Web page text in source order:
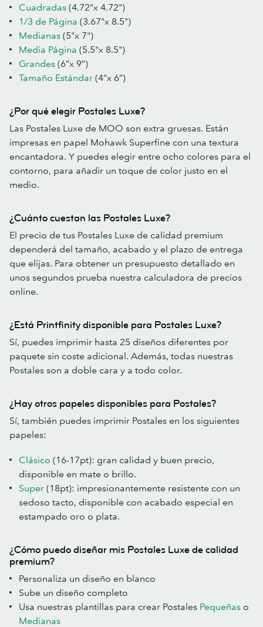
Cuadradas (4.72"x 4.72")
1/3 de Página (3.67"x 8.5")
Medianas (5"x 7")
Media Página (5.5"x 8.5")
Grandes (6”x 9”)
Tamaño Estándar (4”x 6”)
¿Por qué elegir Postales Luxe?
Las Postales Luxe de MOO son extra gruesas. Están
impresas en papel Mohawk Superfine con una textura
encantadora. Y puedes elegir entre ocho colores para el
contorno, para añadir un toque de color justo en el
medio.
¿Cuánto cuestan las Postales Luxe?
El precio de tus Postales Luxe de calidad premium
dependerá del tamaño, acabado y el plazo de entrega
que elijas. Para obtener un presupuesto detallado en
unos segundos prueba nuestra calculadora de precios
online.
¿Está Printfinity disponible para Postales Luxe?
Sí, puedes imprimir hasta 25 diseños diferentes por
paquete sin coste adicional. Además, todas nuestras
Postales son a doble cara y a todo color.
¿Hay otros papeles disponibles para Postales?
Sí, también puedes imprimir Postales en los siguientes
papeles:
Clásico (16-17pt): gran calidad y buen precio,
disponible en mate o brillo.
Super (18pt): impresionantemente resistente con un
sedoso tacto, disponible con acabado especial en
estampado oro o plata.
¿Cómo puedo diseñar mis Postales Luxe de calidad
premium?
Personaliza un diseño en blanco
Sube un diseño completo
Usa nuestras plantillas para crear Postales Pequeñas o
Medianas